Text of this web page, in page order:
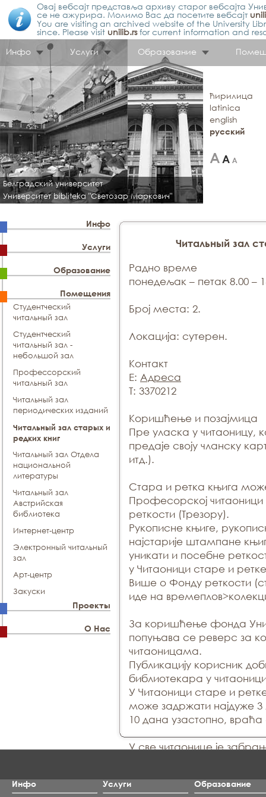
Овај вебсајт представља архиву старог вебсајта
се не ажурира. Молимо Вас да посетите вебсајт
You are visiting an archived website of the University
since. Please visit unilib.rsfor current information and
Инфо
Услуги Образование
Белградский университет
Университет bibliteka "Светозар Маркович"
ћирилица
latinica
english
русский
Инфо
Услуги
Образование
Помещения
Студентческий
читальный зал
Студентческий
читальный зал -
небольшой зал
Профессорский
читальный зал
Читальный зал
периодических изданий
Читальный зал старых и
редких книг
Читальный зал Отдела
национальной
литературы
Читальный зал
Aвстрийская
библиотека
Интернет-центр
Электронный читальный
зал
Арт-центр
Закуски
Проекты
О Нас
Читальный зал
Радно време
понедељак – петак 8.00 –
Број места: 2.
Локација: сутерен.
Контакт
E: Адреса
T: 3370212
Коришћење и позајмица
Пре уласка у читаоницу,
предаје своју чланску
итд.).
Стара и ретка књига
Професорској
реткости (Трезору).
Рукописне књиге,
најстарије штампане
уникати и посебне
у Читаоници старе и
Више о Фонду реткости
иде на
За коришћење фонда
попуњава се реверс за
читаоницама.
Публикацију корисник
библиотекара у
У Читаоници старе и
може задржати најдуже
10 дана узастопно,
У све читаонице је
Инфо
Услуги
Образование